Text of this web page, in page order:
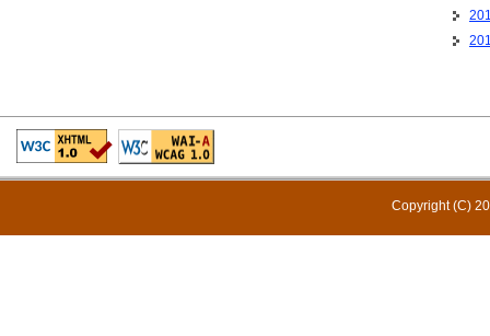
Copyright (C)